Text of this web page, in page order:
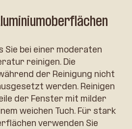
Sie bei einer moderaten
reinigen. Die
der Reinigung nicht
werden. Reinigen
der Fenster mit milder
weichen Tuch. Für stark
verwenden Sie